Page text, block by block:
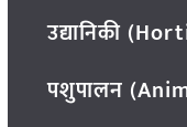
उद्यानिकी
पशुपालन